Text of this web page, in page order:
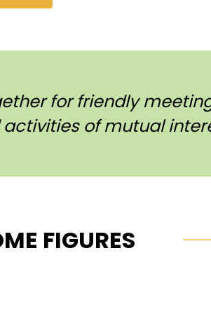
for friendly
of mutual
FIGURES